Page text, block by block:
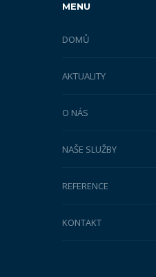
MENU
DOMŮ
AKTUALITY
O NÁS
NAŠE SLUŽBY
REFERENCE
KONTAKT